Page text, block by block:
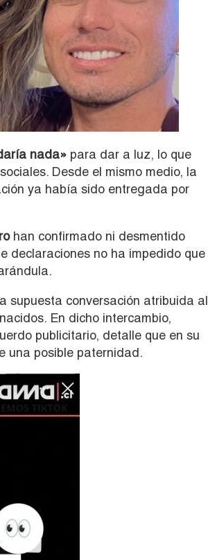
nada» para dar a luz, lo que
Desde el mismo medio, la
ya había sido entregada por
han confirmado ni desmentido
declaraciones no ha impedido que
supuesta conversación atribuida al
En dicho intercambio,
publicitario, detalle que en su
una posible paternidad.